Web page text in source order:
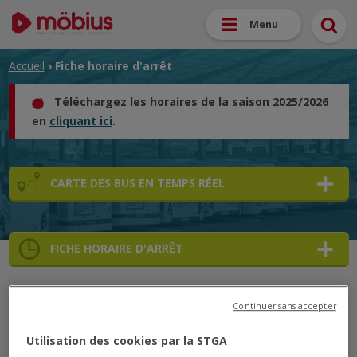
Menu
Accueil › Fiche horaire d'arrêt
Téléchargez les horaires de la saison 2025/2026
en cliquant ici.
CARTE DES BUS EN TEMPS RÉEL
FICHE HORAIRE D'ARRÊT
➜
➜ ➜
Utilisation des cookies par la STGA
Continuer sans accepter